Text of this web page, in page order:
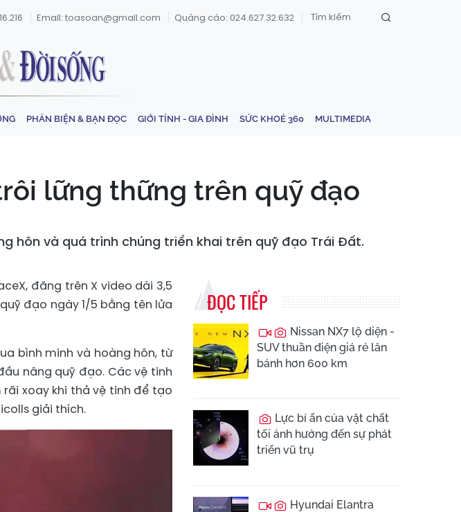
Email: toasoan@gmail.com Quảng cáo: 024.627.32.632
PHẢN BIỆN & BẠN ĐỌC GIỚI TÍNH - GIA ĐÌNH SỨC KHOẺ 360 MULTIMEDIA
lững thững trên quỹ đạo
hôn và quá trình chúng triển khai trên quỹ đạo Trái Đất.
đăng trên X video dài 3,5
đạo ngày 1/5 bằng tên lửa
bình minh và hoàng hôn, từ
nâng quỹ đạo. Các vệ tinh
xoay khi thả vệ tinh để tạo
giải thích.
ĐỌC TIẾP
Nissan NX7 lộ diện -
SUV thuần điện giá rẻ lăn
bánh hơn 600 km
Lực bí ẩn của vật chất
tối ảnh hưởng đến sự phát
triển vũ trụ
Hyundai Elantra